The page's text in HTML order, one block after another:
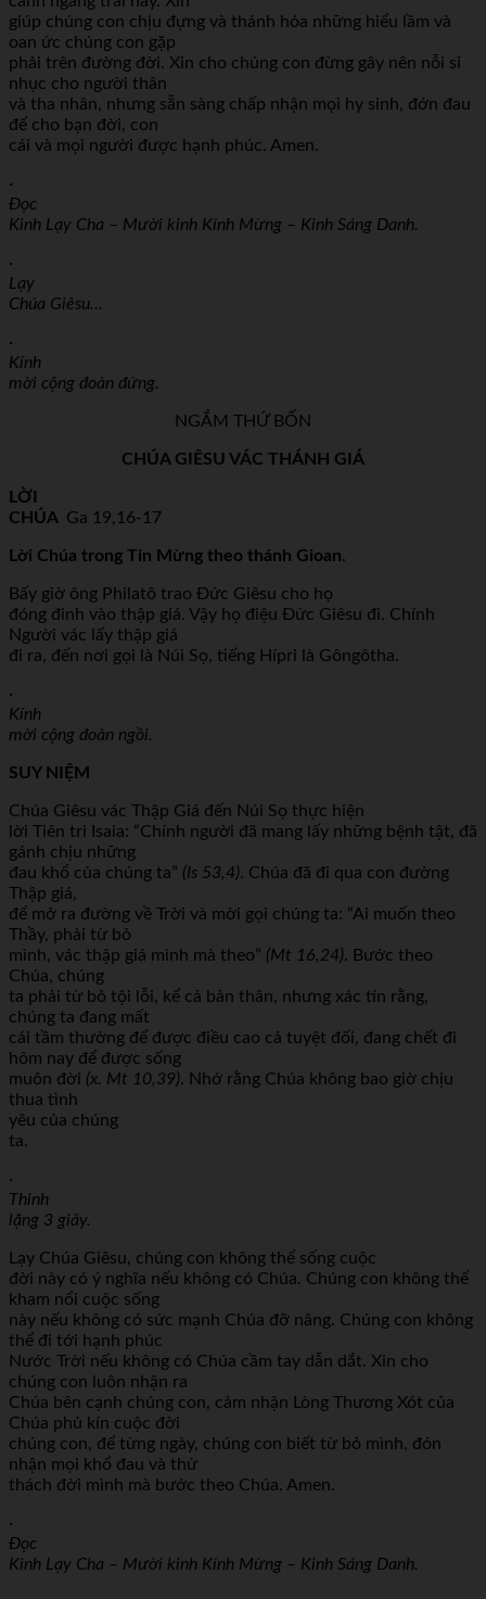
giúp chúng con chịu đựng và thánh hóa những hiểu lầm và
oan ức chúng con gặp
phải trên đường đời. Xin cho chúng con đừng gây nên nỗi sỉ
nhục cho người thân
và tha nhân, nhưng sẵn sàng chấp nhận mọi hy sinh, đớn đau
để cho bạn đời, con
cái và mọi người được hạnh phúc. Amen.
·
Đọc
Kinh Lạy Cha – Mười kinh Kính Mừng – Kinh Sáng Danh.
·
Lạy
Chúa Giêsu…
·
Kính
mời cộng đoàn đứng.
NGẮM THỨ BỐN
CHÚA GIÊSU VÁC THÁNH GIÁ
LỜI
CHÚA Ga 19,16-17
Lời Chúa trong Tin Mừng theo thánh Gioan.
Bấy giờ ông Philatô trao Đức Giêsu cho họ
đóng đinh vào thập giá. Vậy họ điệu Đức Giêsu đi. Chính
Người vác lấy thập giá
đi ra, đến nơi gọi là Núi Sọ, tiếng Hípri là Gôngôtha.
·
Kính
mời cộng đoàn ngồi.
SUY NIỆM
Chúa Giêsu vác Thập Giá đến Núi Sọ thực hiện
lời Tiên tri Isaia: “Chính người đã mang lấy những bệnh tật, đã
gánh chịu những
đau khổ của chúng ta” (Is 53,4). Chúa đã đi qua con đường
Thập giá,
để mở ra đường về Trời và mời gọi chúng ta: “Ai muốn theo
Thầy, phải từ bỏ
mình, vác thập giá mình mà theo” (Mt 16,24). Bước theo
Chúa, chúng
ta phải từ bỏ tội lỗi, kể cả bản thân, nhưng xác tín rằng,
chúng ta đang mất
cái tầm thường để được điều cao cả tuyệt đối, đang chết đi
hôm nay để được sống
muôn đời (x. Mt 10,39). Nhớ rằng Chúa không bao giờ chịu
thua tình
yêu của chúng
ta.
·
Thinh
lặng 3 giây.
Lạy Chúa Giêsu, chúng con không thể sống cuộc
đời này có ý nghĩa nếu không có Chúa. Chúng con không thể
kham nổi cuộc sống
này nếu không có sức mạnh Chúa đỡ nâng. Chúng con không
thể đi tới hạnh phúc
Nước Trời nếu không có Chúa cầm tay dẫn dắt. Xin cho
chúng con luôn nhận ra
Chúa bên cạnh chúng con, cảm nhận Lòng Thương Xót của
Chúa phủ kín cuộc đời
chúng con, để từng ngày, chúng con biết từ bỏ mình, đón
nhận mọi khổ đau và thử
thách đời mình mà bước theo Chúa. Amen.
·
Đọc
Kinh Lạy Cha – Mười kinh Kính Mừng – Kinh Sáng Danh.